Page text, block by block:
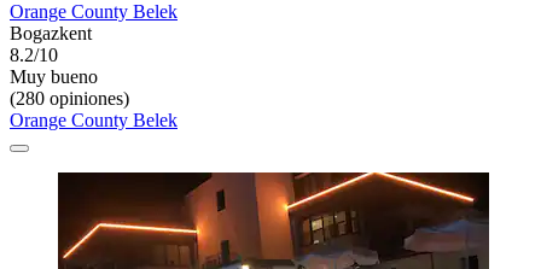
Orange County Belek
Bogazkent
8.2/10
Muy bueno
(280 opiniones)
Orange County Belek